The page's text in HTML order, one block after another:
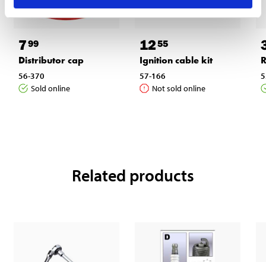
799
Distributor cap
56-370
Sold online
1255
Ignition cable kit
57-166
Not sold online
Related products